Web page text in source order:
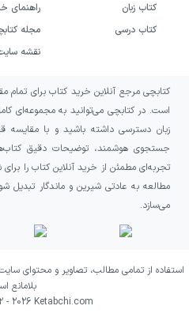
کتاب زبان
کتاب درسی
راهنمای
مجله
نقشه
کتابچی مرجع آنلاین خرید کتاب برای تمام
است. در کتابچی می‌توانید به مجموعه‌ای
زبان دسترسی داشته باشید و با مقایسه
جستجوی هوشمند، توضیحات دقیق
تجربه‌ای مطمئن از خرید آنلاین کتاب را
مطالعه به عادتی شیرین و ماندگار تبدیل
می‌سازد.
استفاده از تمامی مطالب، تصاویر و محتوای
بلامانع
- 2026 Ketabchi.com